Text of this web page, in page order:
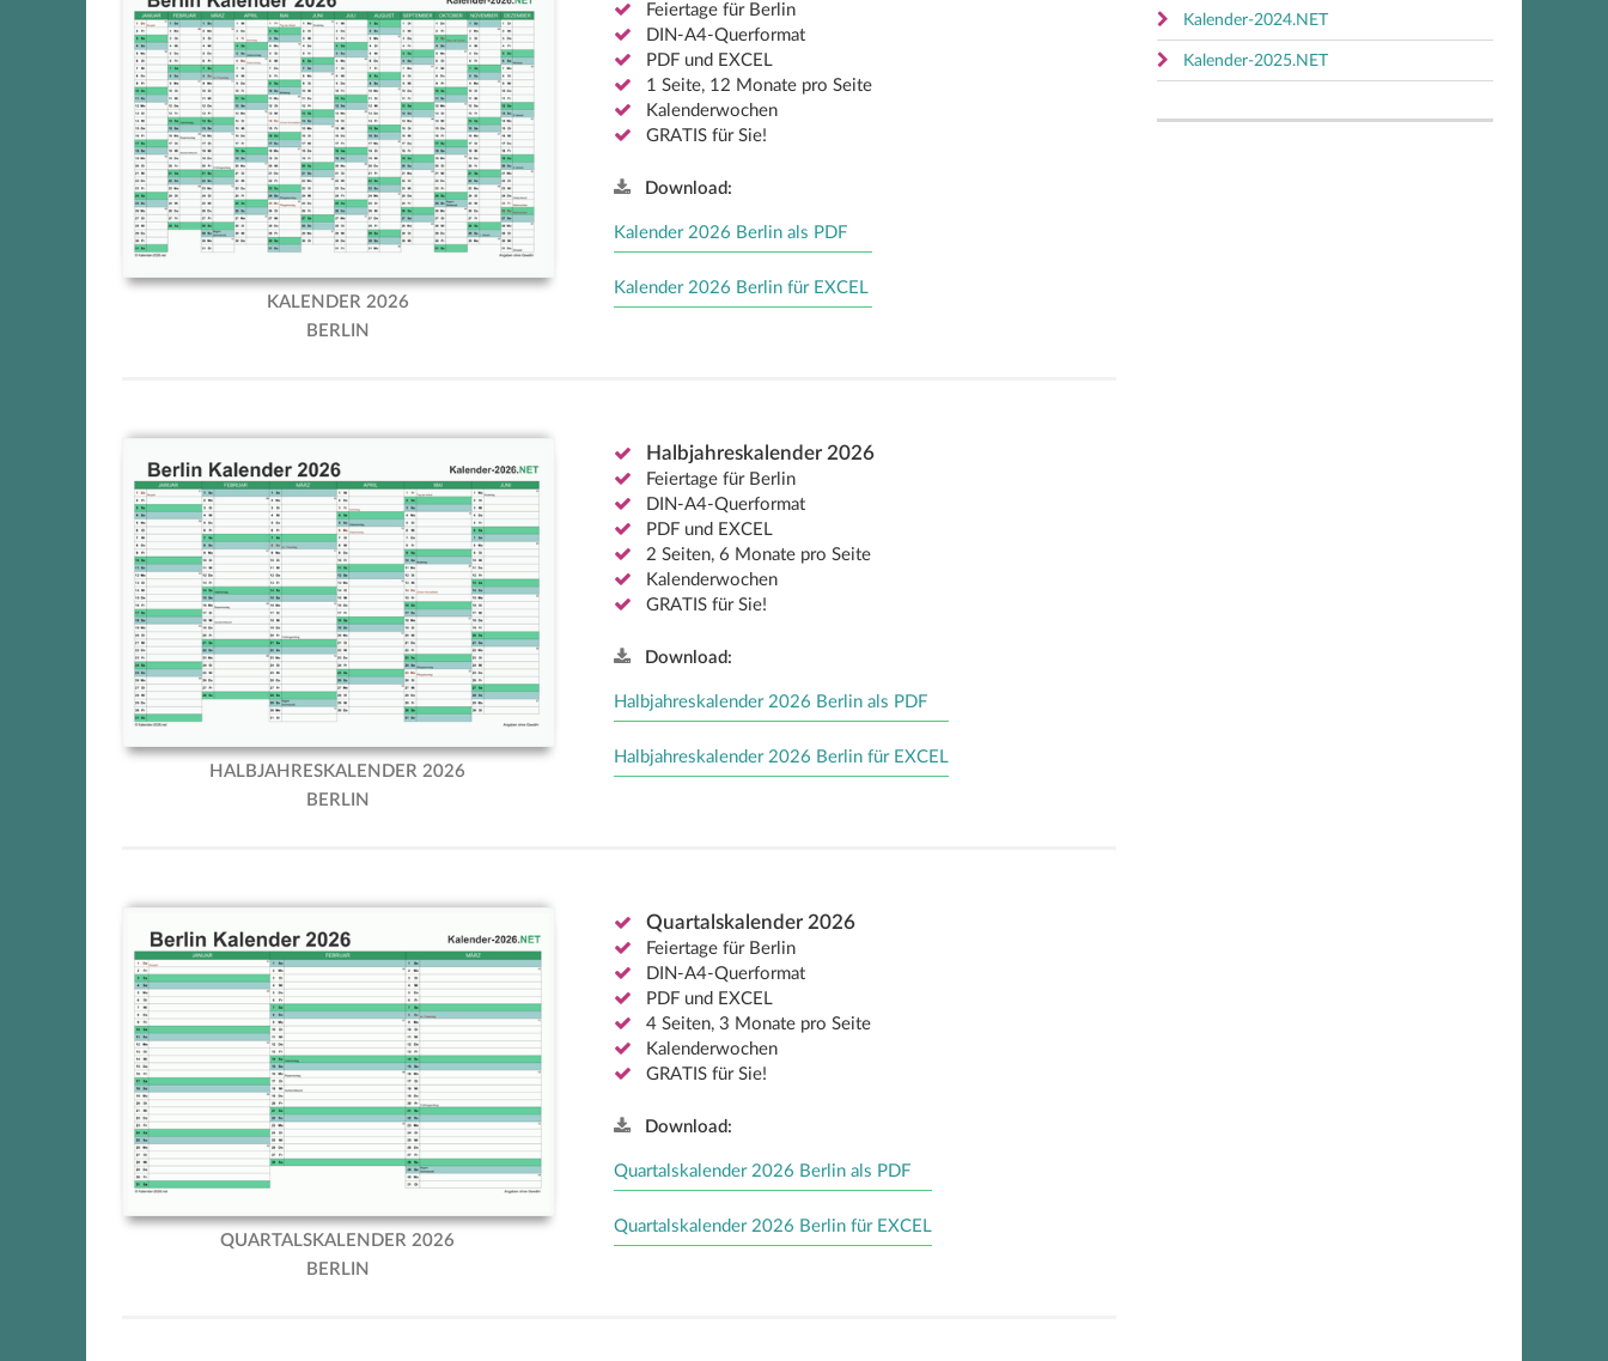
Berlin Kalender 2026
KALENDER 2026
BERLIN
Feiertage für Berlin
DIN-A4-Querformat
PDF und EXCEL
1 Seite, 12 Monate pro Seite
Kalenderwochen
GRATIS für Sie!
Download:
Kalender 2026 Berlin als PDF
Kalender 2026 Berlin für EXCEL
Berlin Halbjahreskalender 2026
HALBJAHRESKALENDER 2026
BERLIN
Halbjahreskalender 2026
Feiertage für Berlin
DIN-A4-Querformat
PDF und EXCEL
2 Seiten, 6 Monate pro Seite
Kalenderwochen
GRATIS für Sie!
Download:
Halbjahreskalender 2026 Berlin als PDF
Halbjahreskalender 2026 Berlin für EXCEL
Berlin Quartalskalender 2026
QUARTALSKALENDER 2026
BERLIN
Quartalskalender 2026
Feiertage für Berlin
DIN-A4-Querformat
PDF und EXCEL
4 Seiten, 3 Monate pro Seite
Kalenderwochen
GRATIS für Sie!
Download:
Quartalskalender 2026 Berlin als PDF
Quartalskalender 2026 Berlin für EXCEL
Kalender-2024.NET
Kalender-2025.NET